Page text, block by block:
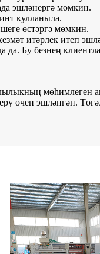
эшләнергә мөмкин.
кулланыла.
өстәргә мөмкин.
итәрлек итеп
да. Бу безнең
өчен эшләнгән.